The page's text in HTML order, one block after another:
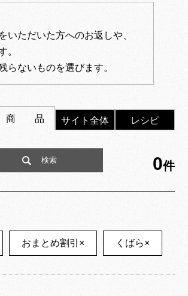
いただいた方へのお返しや、
。
らないものを選びます。
商 品 サイト全体 レシピ
0件
おまとめ割引 × くばら×